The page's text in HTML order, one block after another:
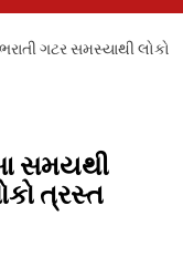
ગટર સમસ્યાથી લોકો
સમયથી
ત્રસ્ત